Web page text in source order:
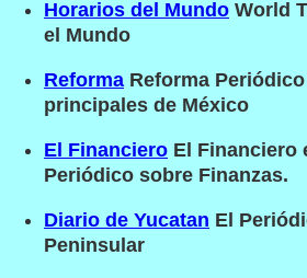
Horarios del Mundo World
el Mundo
Reforma Reforma
principales de México
El Financiero El Financiero
Periódico sobre Finanzas.
Diario de Yucatan El
Peninsular